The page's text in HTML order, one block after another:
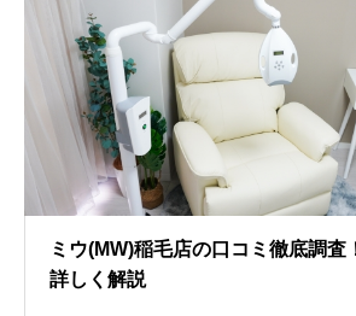
ミウ(MW)稲毛店の口コミ徹底調査
詳しく解説